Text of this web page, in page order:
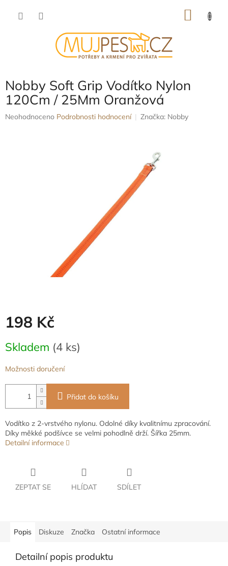
Nobby Soft Grip Vodítko Nylon
120Cm / 25Mm Oranžová
Průměrné
Neohodnoceno Podrobnosti hodnocení Značka: Nobby
198 Kč
cena:
Skladem (4 ks)
Možnosti doručení
Přidat do košíku
Vodítko z 2-vrstvého nylonu. Odolné díky kvalitnímu zpracování.
Díky měkké podšívce se velmi pohodlně drží. Šířka 25mm.
Detailní informace
ZEPTAT SE HLÍDAT SDÍLET
Popis Diskuze Značka Ostatní informace
Detailní popis produktu